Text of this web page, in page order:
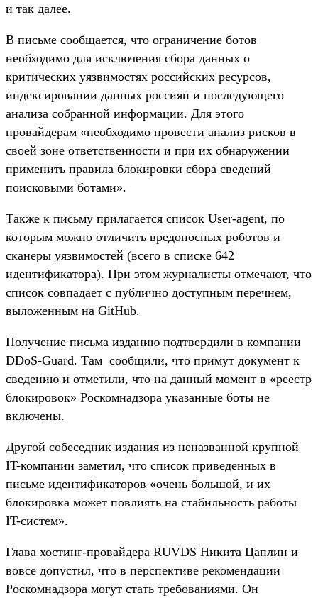
и так далее.
В письме сообщается, что ограничение ботов
необходимо для исключения сбора данных о
критических уязвимостях российских ресурсов,
индексировании данных россиян и последующего
анализа собранной информации. Для этого
провайдерам «необходимо провести анализ рисков в
своей зоне ответственности и при их обнаружении
применить правила блокировки сбора сведений
поисковыми ботами».
Также к письму прилагается список User-agent, по
которым можно отличить вредоносных роботов и
сканеры уязвимостей (всего в списке 642
идентификатора). При этом журналисты отмечают, что
список совпадает с публично доступным перечнем,
выложенным на GitHub.
Получение письма изданию подтвердили в компании
DDoS-Guard. Там сообщили, что примут документ к
сведению и отметили, что на данный момент в «реестр
блокировок» Роскомнадзора указанные боты не
включены.
Другой собеседник издания из неназванной крупной
IT-компании заметил, что список приведенных в
письме идентификаторов «очень большой, и их
блокировка может повлиять на стабильность работы
IT-систем».
Глава хостинг-провайдера RUVDS Никита Цаплин и
вовсе допустил, что в перспективе рекомендации
Роскомнадзора могут стать требованиями. Он